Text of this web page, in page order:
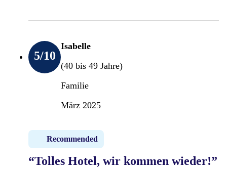
5/10
Isabelle
(40 bis 49 Jahre)
Familie
März 2025
Recommended
“Tolles Hotel, wir kommen wieder!”